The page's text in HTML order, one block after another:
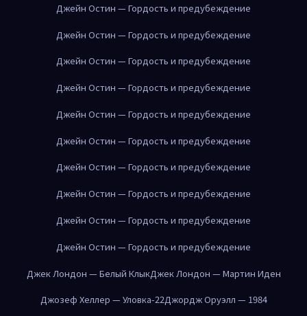
Джейн Остин — Гордость и предубеждение
Джейн Остин — Гордость и предубеждение
Джейн Остин — Гордость и предубеждение
Джейн Остин — Гордость и предубеждение
Джейн Остин — Гордость и предубеждение
Джейн Остин — Гордость и предубеждение
Джейн Остин — Гордость и предубеждение
Джейн Остин — Гордость и предубеждение
Джейн Остин — Гордость и предубеждение
Джейн Остин — Гордость и предубеждение
Джек Лондон — Белый КлыкДжек Лондон — Мартин Иден
Джозеф Хеллер — Уловка-22Джордж Оруэлл — 1984